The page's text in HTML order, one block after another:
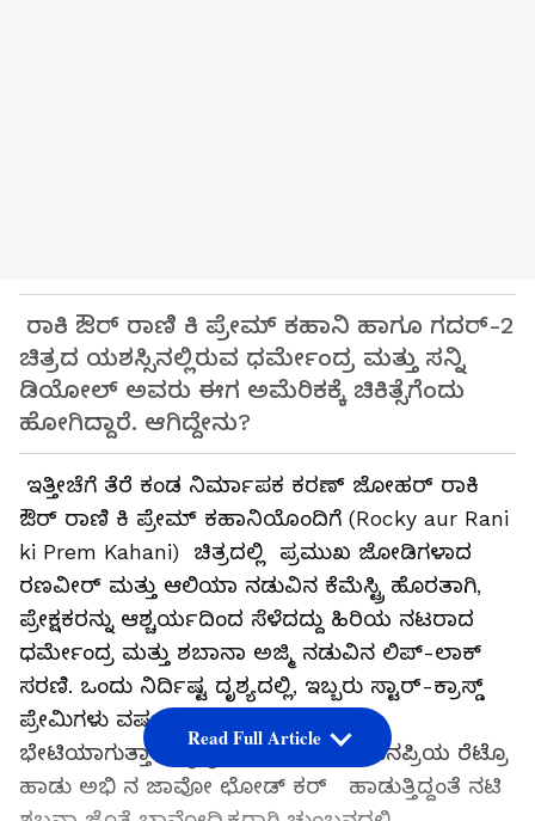
ರಾಕಿ ಔರ್ ರಾಣಿ ಕಿ ಪ್ರೇಮ್ ಕಹಾನಿ ಹಾಗೂ ಗದರ್​-2
ಚಿತ್ರದ ಯಶಸ್ಸಿನಲ್ಲಿರುವ ಧರ್ಮೇಂದ್ರ ಮತ್ತು ಸನ್ನಿ
ಡಿಯೋಲ್​ ಅವರು ಈಗ ಅಮೆರಿಕಕ್ಕೆ ಚಿಕಿತ್ಸೆಗೆಂದು
ಹೋಗಿದ್ದಾರೆ. ಆಗಿದ್ದೇನು?
ಇತ್ತೀಚೆಗೆ ತೆರೆ ಕಂಡ ನಿರ್ಮಾಪಕ ಕರಣ್ ಜೋಹರ್ ರಾಕಿ
ಔರ್ ರಾಣಿ ಕಿ ಪ್ರೇಮ್ ಕಹಾನಿಯೊಂದಿಗೆ (Rocky aur Rani
ki Prem Kahani) ಚಿತ್ರದಲ್ಲಿ ಪ್ರಮುಖ ಜೋಡಿಗಳಾದ
ರಣವೀರ್ ಮತ್ತು ಆಲಿಯಾ ನಡುವಿನ ಕೆಮೆಸ್ಟ್ರಿ ಹೊರತಾಗಿ,
ಪ್ರೇಕ್ಷಕರನ್ನು ಆಶ್ಚರ್ಯದಿಂದ ಸೆಳೆದದ್ದು ಹಿರಿಯ ನಟರಾದ
ಧರ್ಮೇಂದ್ರ ಮತ್ತು ಶಬಾನಾ ಅಜ್ಮಿ ನಡುವಿನ ಲಿಪ್-ಲಾಕ್
ಸರಣಿ. ಒಂದು ನಿರ್ದಿಷ್ಟ ದೃಶ್ಯದಲ್ಲಿ, ಇಬ್ಬರು ಸ್ಟಾರ್-ಕ್ರಾಸ್ಡ್
ಪ್ರೇಮಿಗಳು ವರ್ಷಗಳ ಪ್ರತ್ಯೇಕತೆಯ ನಂತರ
ಭೇಟಿಯಾಗುತ್ತಾರೆ. ದೃಶ್ಯದಲ್ಲಿ, ಧರ್ಮೇಂದ್ರ ಜನಪ್ರಿಯ ರೆಟ್ರೊ
ಹಾಡು ಅಭಿ ನ ಜಾವೋ ಛೋಡ್ ಕರ್ ಹಾಡುತ್ತಿದ್ದಂತೆ ನಟಿ
Read Full Article